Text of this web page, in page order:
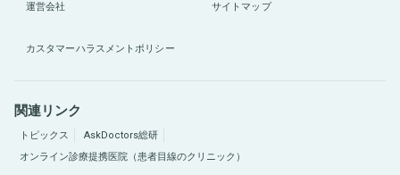
運営会社 サイトマップ
カスタマーハラスメントポリシー
関連リンク
トピックス
AskDoctors総研
オンライン診療提携医院（患者目線のクリニック）